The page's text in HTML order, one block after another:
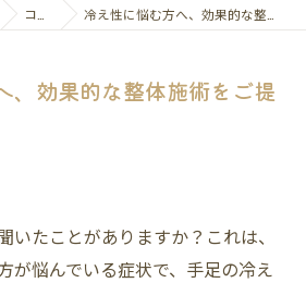
コラム 冷え性に悩む方へ、効果的な整体施術をご提供！
、効果的な整体施術をご提
いたことがありますか？これは、
が悩んでいる症状で、手足の冷え